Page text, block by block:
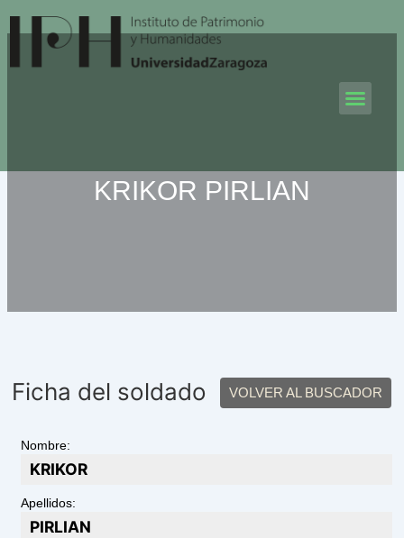
al
contenido
KRIKOR PIRLIAN
Ficha del soldado VOLVER AL BUSCADOR
Nombre:
KRIKOR
Apellidos:
PIRLIAN